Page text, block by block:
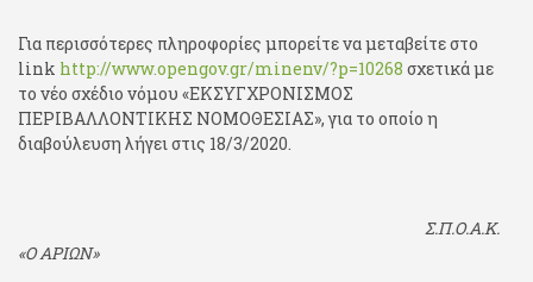
Για περισσότερες πληροφορίες μπορείτε να μεταβείτε στο
link http://www.opengov.gr/minenv/?p=10268 σχετικά με
το νέο σχέδιο νόμου «ΕΚΣΥΓΧΡΟΝΙΣΜΟΣ
ΠΕΡΙΒΑΛΛΟΝΤΙΚΗΣ ΝΟΜΟΘΕΣΙΑΣ», για το οποίο η
διαβούλευση λήγει στις 18/3/2020.
Σ.Π.Ο.Α.Κ.
«Ο ΑΡΙΩΝ»